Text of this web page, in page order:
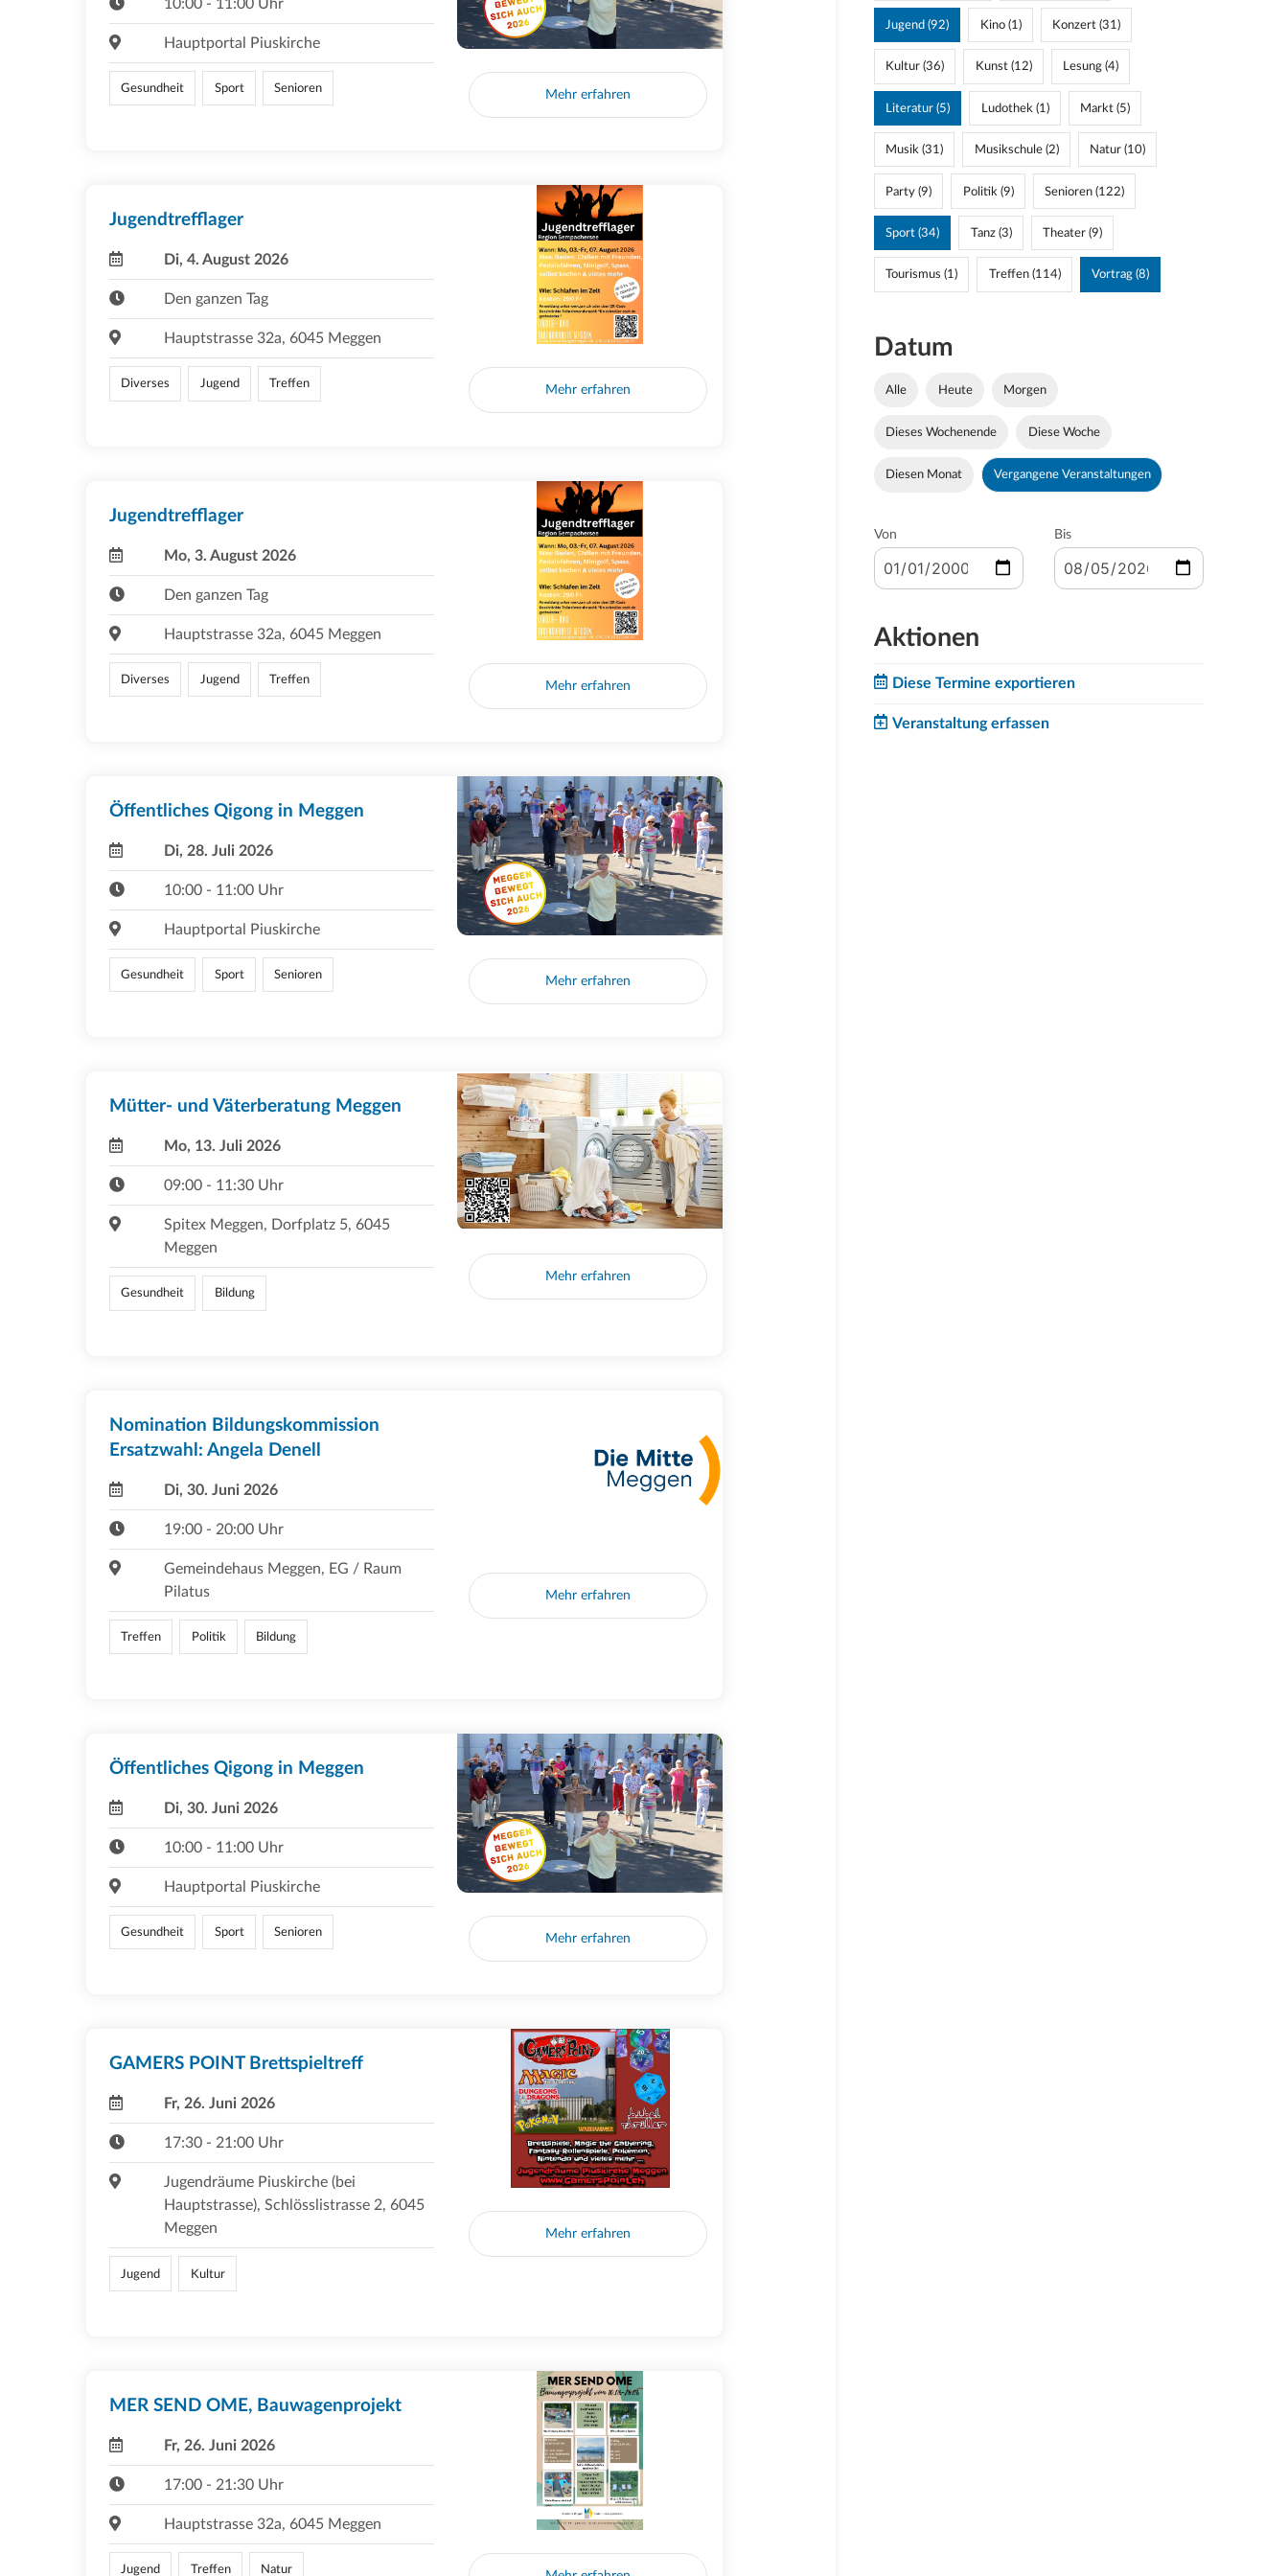
10:00 - 11:00 Uhr
Hauptportal Piuskirche
Gesundheit Sport Senioren Mehr erfahren
Jugendtrefflager
Di, 4. August 2026
Den ganzen Tag
Hauptstrasse 32a, 6045 Meggen
Diverses Jugend Treffen Mehr erfahren
Jugendtrefflager
Mo, 3. August 2026
Den ganzen Tag
Hauptstrasse 32a, 6045 Meggen
Diverses Jugend Treffen Mehr erfahren
Öffentliches Qigong in Meggen
Di, 28. Juli 2026
10:00 - 11:00 Uhr
Hauptportal Piuskirche
Gesundheit Sport Senioren Mehr erfahren
Mütter- und Väterberatung Meggen
Mo, 13. Juli 2026
09:00 - 11:30 Uhr
Spitex Meggen, Dorfplatz 5, 6045
Meggen
Gesundheit Bildung
Mehr erfahren
Nomination Bildungskommission
Ersatzwahl: Angela Denell
Di, 30. Juni 2026
19:00 - 20:00 Uhr
Gemeindehaus Meggen, EG / Raum
Pilatus
Treffen Politik Bildung
Mehr erfahren
Öffentliches Qigong in Meggen
Di, 30. Juni 2026
10:00 - 11:00 Uhr
Hauptportal Piuskirche
Gesundheit Sport Senioren Mehr erfahren
GAMERS POINT Brettspieltreff
Fr, 26. Juni 2026
17:30 - 21:00 Uhr
Jugendräume Piuskirche (bei
Hauptstrasse), Schlösslistrasse 2, 6045
Meggen
Jugend Kultur
Mehr erfahren
MER SEND OME, Bauwagenprojekt
Fr, 26. Juni 2026
17:00 - 21:30 Uhr
Hauptstrasse 32a, 6045 Meggen
Jugend Treffen Natur
Jugend (92) Kino (1) Konzert (31)
Kultur (36) Kunst (12) Lesung (4)
Literatur (5) Ludothek (1) Markt (5)
Musik (31) Musikschule (2) Natur (10)
Party (9) Politik (9) Senioren (122)
Sport (34) Tanz (3) Theater (9)
Tourismus (1) Treffen (114) Vortrag (8)
Datum
Alle Heute Morgen
Dieses Wochenende Diese Woche
Diesen Monat Vergangene Veranstaltungen
Von Bis
Aktionen
Diese Termine exportieren
Veranstaltung erfassen